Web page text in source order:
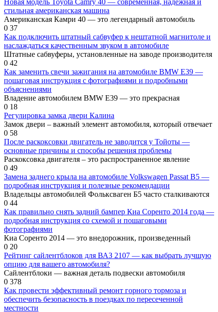
Новая модель Toyota Camry 40 — современная, надежная и
стильная американская машина
Американская Камри 40 — это легендарный автомобиль
0 37
Как подключить штатный сабвуфер к нештатной магнитоле и
наслаждаться качественным звуком в автомобиле
Штатные сабвуферы, установленные на заводе производителя
0 42
Как заменить свечи зажигания на автомобиле BMW Е39 —
пошаговая инструкция с фотографиями и подробными
объяснениями
Владение автомобилем BMW E39 — это прекрасная
0 18
Регулировка замка двери Калина
Замок двери – важный элемент автомобиля, который отвечает
0 58
После раскоксовки двигатель не заводится у Тойоты —
основные причины и способы решения проблемы
Раскоксовка двигателя – это распространенное явление
0 49
Замена заднего крыла на автомобиле Volkswagen Passat B5 —
подробная инструкция и полезные рекомендации
Владельцы автомобилей Фольксваген Б5 часто сталкиваются
0 44
Как правильно снять задний бампер Киа Соренто 2014 года —
подробная инструкция со схемой и пошаговыми
фотографиями
Киа Соренто 2014 — это внедорожник, произведенный
0 20
Рейтинг сайлентблоков для ВАЗ 2107 — как выбрать лучшую
опцию для вашего автомобиля?
Сайлентблоки — важная деталь подвески автомобиля
0 378
Как провести эффективный ремонт горного тормоза и
обеспечить безопасность в поездках по пересеченной
местности